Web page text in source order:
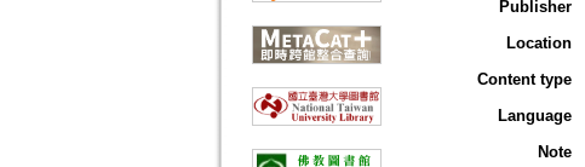
Publisher
Location
Content type
Language
Note